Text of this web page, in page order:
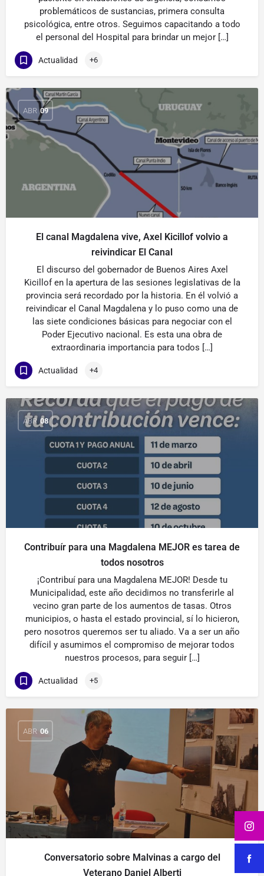
problemáticos de sustancias, primera consulta
psicológica, entre otros. Seguimos capacitando a todo
el personal del Hospital para brindar un mejor […]
Actualidad +6
ABR 09
El canal Magdalena vive, Axel Kicillof volvio a
reivindicar El Canal
El discurso del gobernador de Buenos Aires Axel
Kicillof en la apertura de las sesiones legislativas de la
provincia será recordado por la historia. En él volvió a
reivindicar el Canal Magdalena y lo puso como una de
las siete condiciones básicas para negociar con el
Poder Ejecutivo nacional. Es esta una obra de
extraordinaria importancia para todos […]
Actualidad +4
ABR 08
Contribuír para una Magdalena MEJOR es tarea de
todos nosotros
¡Contribuí para una Magdalena MEJOR! Desde tu
Municipalidad, este año decidimos no transferirle al
vecino gran parte de los aumentos de tasas. Otros
municipios, o hasta el estado provincial, sí lo hicieron,
pero nosotros queremos ser tu aliado. Va a ser un año
difícil y asumimos el compromiso de mejorar todos
nuestros procesos, para seguir […]
Actualidad +5
ABR 06
Conversatorio sobre Malvinas a cargo del
Veterano Daniel Alberti